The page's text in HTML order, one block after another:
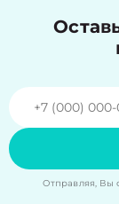
Отправляя, Вы